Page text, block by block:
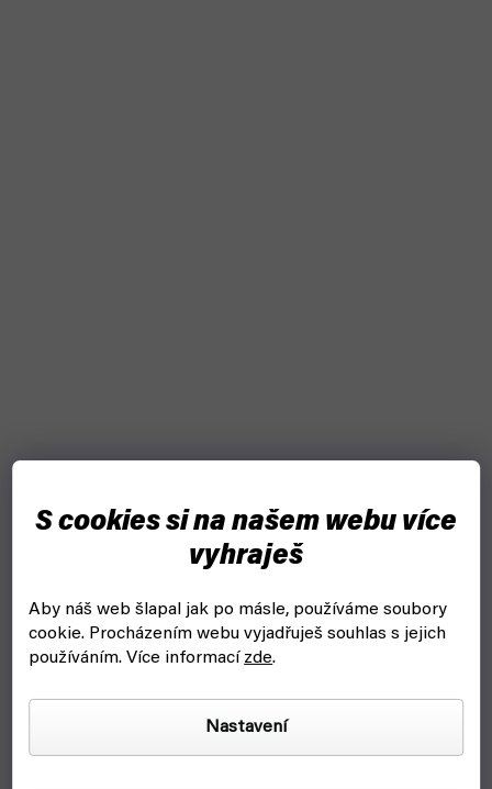
S cookies si na našem webu více
vyhraješ
Aby náš web šlapal jak po másle, používáme soubory
cookie. Procházením webu vyjadřuješ souhlas s jejich
používáním. Více informací zde.
Nastavení